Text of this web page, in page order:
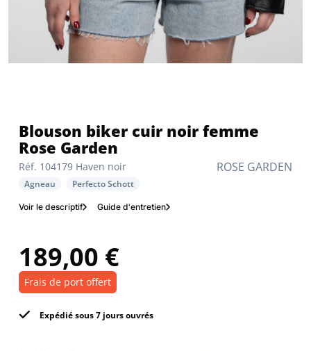
ROSE GARDEN
Réf. 104179 Haven noir
Blouson biker cuir noir femme
Rose Garden
Agneau Perfecto Schott
Voir le descriptif Guide d'entretien
189,00 €
Frais de port offert
Expédié sous 7 jours ouvrés